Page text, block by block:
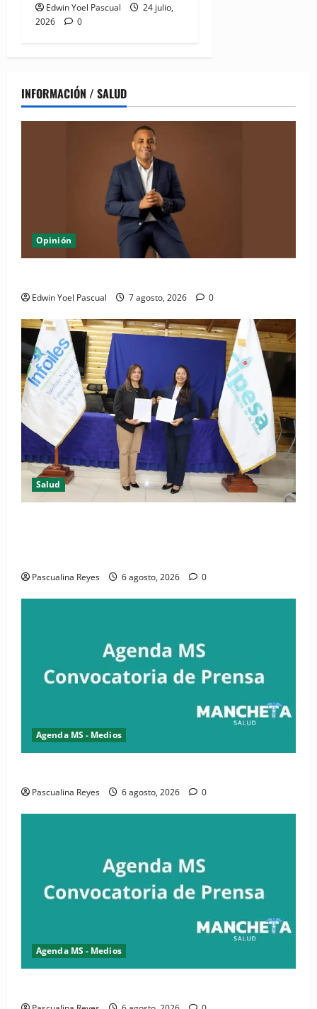
Edwin Yoel Pascual
24 julio,
2026
0
INFORMACIÓN / SALUD
Opinión
Edwin Yoel Pascual 7 agosto, 2026 0
Salud
Pascualina Reyes 6 agosto, 2026 0
Agenda MS - Medios
Pascualina Reyes 6 agosto, 2026 0
Agenda MS - Medios